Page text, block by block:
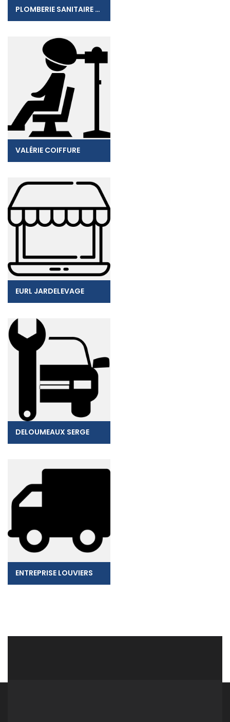
PLOMBERIE SANITAIRE CARRELAGE DARIDAN
VALÉRIE COIFFURE
EURL JARDELEVAGE
DELOUMEAUX SERGE
ENTREPRISE LOUVIERS